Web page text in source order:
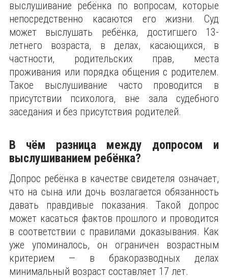
выслушивание ребёнка по вопросам, которые
непосредственно касаются его жизни. Суд
может выслушать ребёнка, достигшего 13-
летнего возраста, в делах, касающихся, в
частности, родительских прав, места
проживания или порядка общения с родителем.
Такое выслушивание часто проводится в
присутствии психолога, вне зала судебного
заседания и без присутствия родителей.
В чём разница между допросом и
выслушиванием ребёнка?
Допрос ребёнка в качестве свидетеля означает,
что на сына или дочь возлагается обязанность
давать правдивые показания. Такой допрос
может касаться фактов прошлого и проводится
в соответствии с правилами доказывания. Как
уже упоминалось, он ограничен возрастным
критерием — в бракоразводных делах
минимальный возраст составляет 17 лет.